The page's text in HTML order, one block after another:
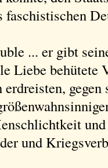
faschistischen
... er gibt
Liebe behütete
und